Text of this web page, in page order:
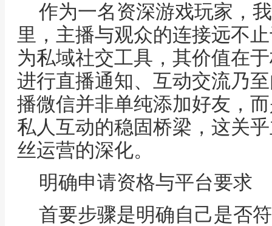
作为一名资深游戏玩家，
里，主播与观众的连接远不
为私域社交工具，其价值在
进行直播通知、互动交流乃
播微信并非单纯添加好友，
私人互动的稳固桥梁，这关
丝运营的深化。
明确申请资格与平台要求
首要步骤是明确自己是否